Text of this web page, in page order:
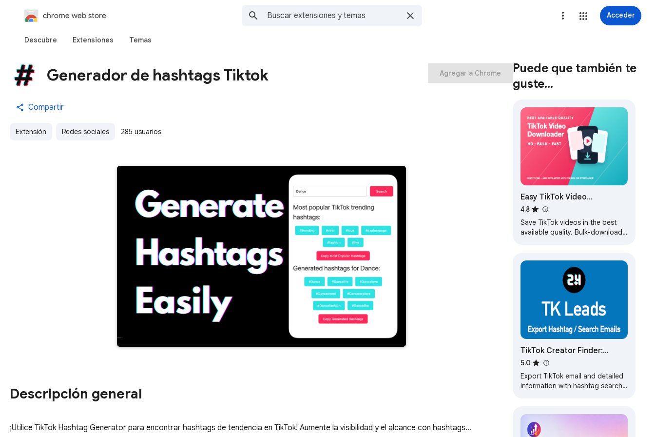
chrome web store Acceder
Descubre Extensiones Temas
Generador de hashtags Tiktok
Compartir
Extensión Redes sociales 285 usuarios
Agregar a Chrome
Descripción general
¡Utilice TikTok Hashtag Generator para encontrar hashtags de tendencia en TikTok! Aumente la visibilidad y el alcance con hashtags…
Puede que también te
guste…
Easy TikTok Video
Downloader (Remove
Watermark)
4.8
Save TikTok videos in the best
available quality. Bulk-download
TikTok Creator Finder:
Search TK Influencers for
Free - exporter24
5.0
Export TikTok email and detailed
information with hashtag search,